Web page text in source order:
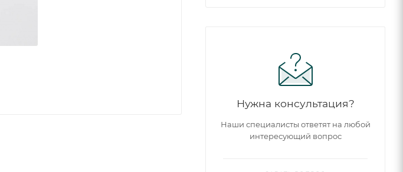
Нужна консультация?
Наши специалисты ответят на любой
интересующий вопрос